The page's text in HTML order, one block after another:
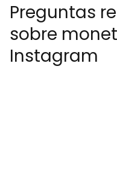
Preguntas
sobre
Instagram